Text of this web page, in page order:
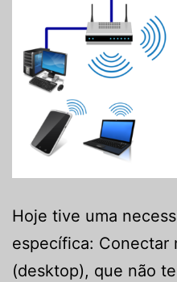
Hoje tive uma
específica: Conectar
(desktop), que não